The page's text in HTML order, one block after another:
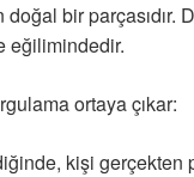
bir
eğilimindedir.
ortaya çıkar:
kişi gerçekten